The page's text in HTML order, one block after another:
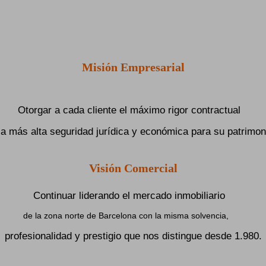
Misión Empresarial
Otorgar a cada cliente el máximo rigor contractual
más alta seguridad jurídica y económica para su
Visión Comercial
Continuar liderando el mercado inmobiliario
de la zona norte de Barcelona con la misma solvencia,
profesionalidad y prestigio que nos distingue desde 1.980.